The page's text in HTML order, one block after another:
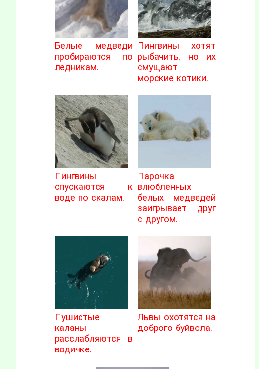
Белые медведи
пробираются по
ледникам.
Пингвины хотят
рыбачить, но их
смущают
морские котики.
Пингвины
спускаются к
воде по скалам.
Парочка
влюбленных
белых медведей
заигрывает друг
с другом.
Пушистые
каланы
расслабляются в
водичке.
Львы охотятся на
доброго буйвола.